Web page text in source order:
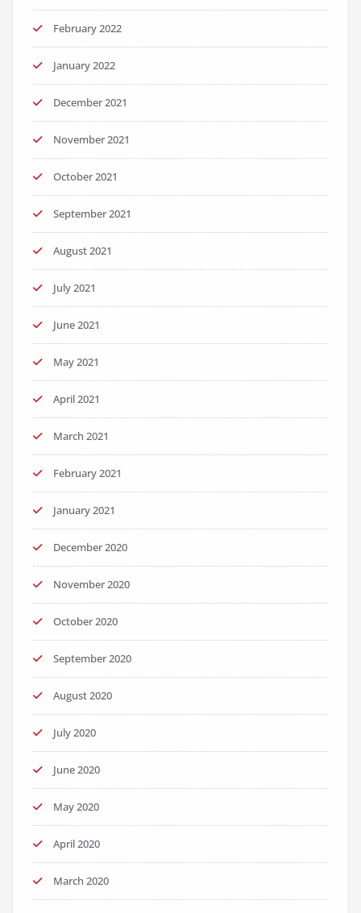
February 2022
January 2022
December 2021
November 2021
October 2021
September 2021
August 2021
July 2021
June 2021
May 2021
April 2021
March 2021
February 2021
January 2021
December 2020
November 2020
October 2020
September 2020
August 2020
July 2020
June 2020
May 2020
April 2020
March 2020